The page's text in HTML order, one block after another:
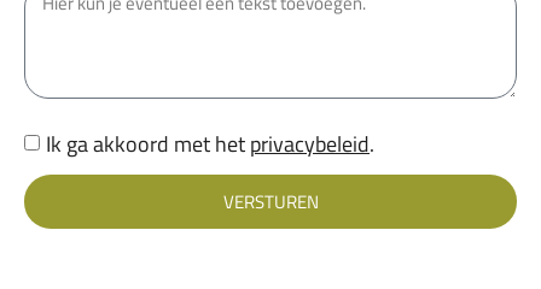
Ik ga akkoord met hetprivacybeleid.
VERSTUREN